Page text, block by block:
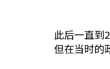
此后一直到
但在当时的